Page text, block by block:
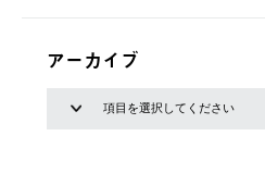
アーカイブ